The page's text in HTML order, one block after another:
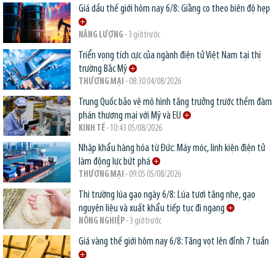
Giá dầu thế giới hôm nay 6/8: Giằng co theo biên độ hẹp
NĂNG LƯỢNG - 3 giờ trước
Triển vọng tích cực của ngành điện tử Việt Nam tại thị
trường Bắc Mỹ
THƯƠNG MẠI - 08:30 04/08/2026
Trung Quốc bảo vệ mô hình tăng trưởng trước thềm đàm
phán thương mại với Mỹ và EU
KINH TẾ- 10:43 05/08/2026
Nhập khẩu hàng hóa từ Đức: Máy móc, linh kiện điện tử
làm động lực bứt phá
THƯƠNG MẠI - 09:05 05/08/2026
Thị trường lúa gạo ngày 6/8: Lúa tươi tăng nhẹ, gạo
nguyên liệu và xuất khẩu tiếp tục đi ngang
NÔNG NGHIỆP- 3 giờ trước
Giá vàng thế giới hôm nay 6/8: Tăng vọt lên đỉnh 7 tuần